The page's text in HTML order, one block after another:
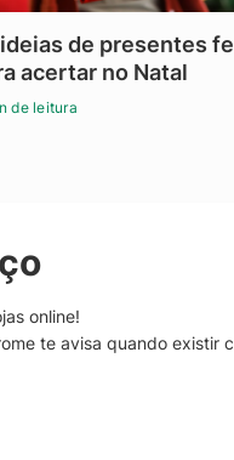
de presentes
acertar no Natal
de leitura
online!
te avisa quando existir